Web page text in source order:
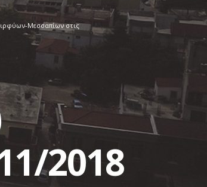
Μεσσαπίων στις
2018